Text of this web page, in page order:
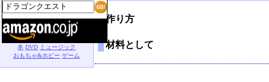
作り方
材料として
本 DVD ミュージック
おもちゃ&ホビー ゲーム